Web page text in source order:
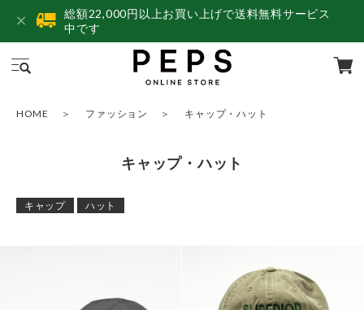
総額22,000円以上お買い上げで送料無料サービス
中です
HOME ファッション キャップ・ハット
キャップ・ハット
キャップ ハット